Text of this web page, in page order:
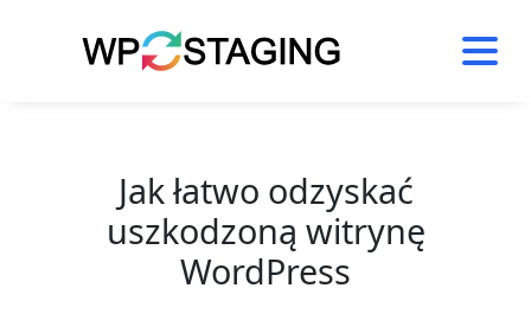
Jak łatwo odzyskać
uszkodzoną witrynę
WordPress